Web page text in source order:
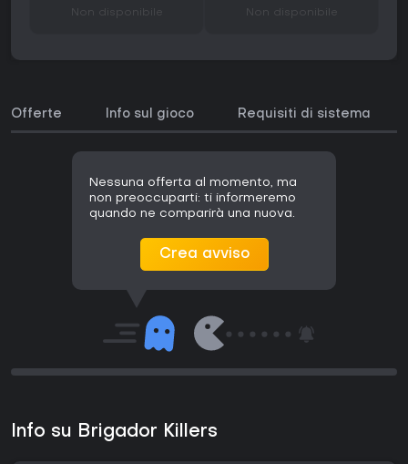
Non disponibile Non disponibile
Offerte Info sul gioco Requisiti di sistema
Nessuna offerta al momento, ma
non preoccuparti: ti informeremo
quando ne comparirà una nuova.
Crea avviso
Info su Brigador Killers